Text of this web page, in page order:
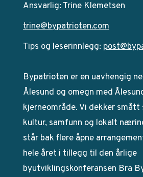
Ansvarlig: Trine Klemetsen
trine@bypatrioten.com
Tips og leserinnlegg:
Bypatrioten er en uavhengig
Ålesund og omegn med
kjerneområde. Vi dekker
kultur, samfunn og lokalt
står bak flere åpne
hele året i tillegg til den årlige
byutviklingskonferansen Bra